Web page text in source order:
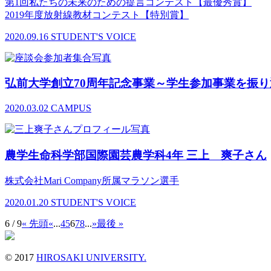
2019年度放射線教材コンテスト【特別賞】
2020.09.16 STUDENT'S VOICE
弘前大学創立70周年記念事業～学生参加事業を振
2020.03.02 CAMPUS
農学生命科学部国際園芸農学科4年 三上 爽子さん
株式会社Mari Company所属マラソン選手
2020.01.20 STUDENT'S VOICE
6 / 9« 先頭«...45678...»最後 »
© 2017 HIROSAKI UNIVERSITY.